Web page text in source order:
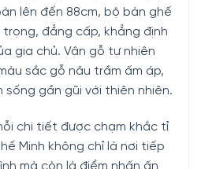
lên đến 88cm, bộ bàn ghế
đẳng cấp, khẳng định
gia chủ. Vân gỗ tự nhiên
sắc gỗ nâu trầm ấm áp,
sống gần gũi với thiên nhiên.
chi tiết được chạm khắc tỉ
Minh không chỉ là nơi tiếp
mà còn là điểm nhấn ấn